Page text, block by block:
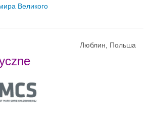
Великого
Люблин, Польша